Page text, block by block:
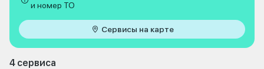
и номер ТО
Сервисы на карте
4 сервиса